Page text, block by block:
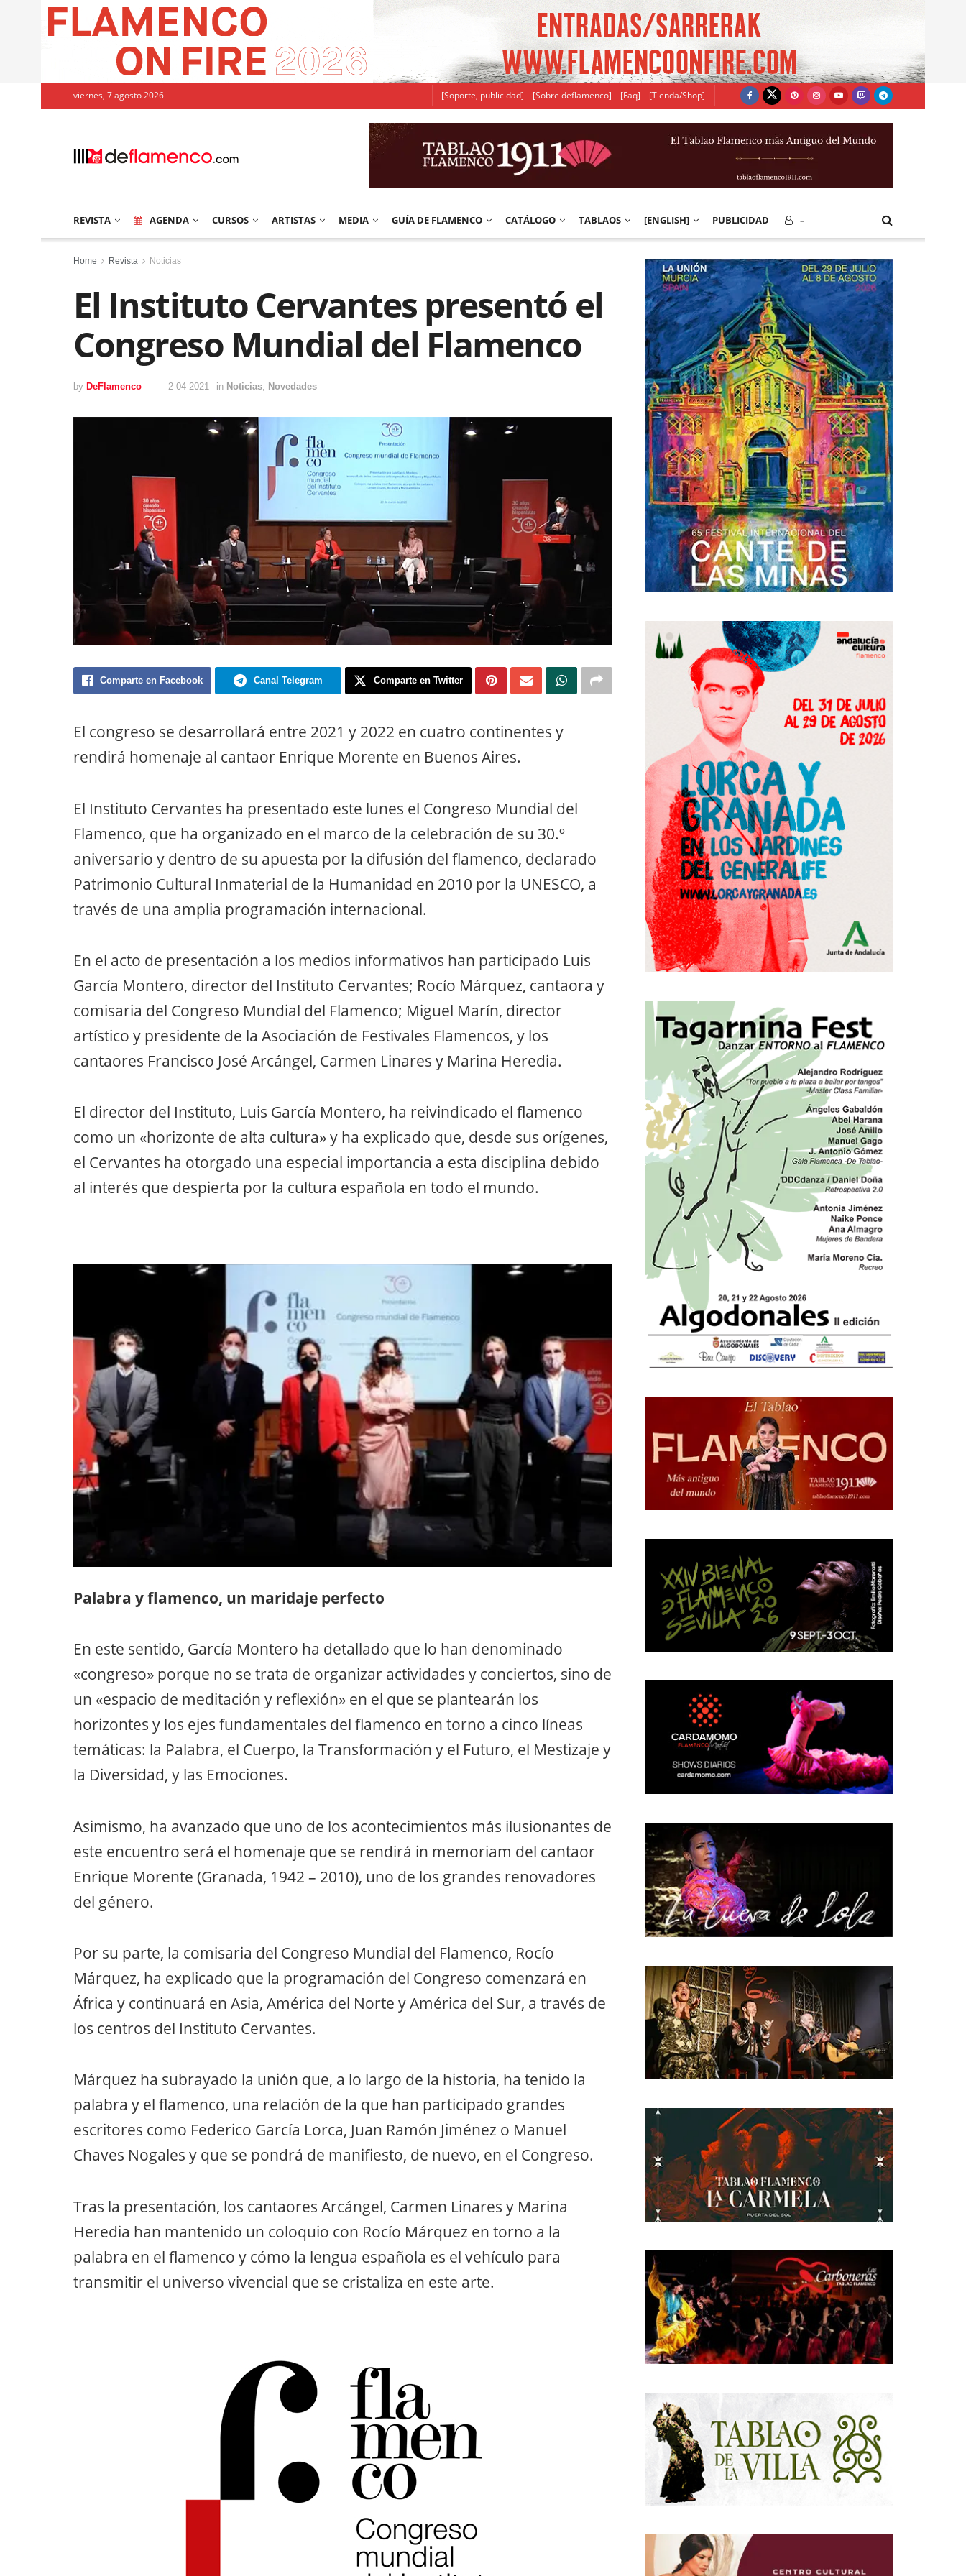
viernes, 7 agosto 2026 [Soporte, publicidad] [Sobre deflamenco] [Faq] [Tienda/Shop]
REVISTA AGENDA CURSOS ARTISTAS MEDIA GUÍA DE FLAMENCO CATÁLOGO TABLAOS [ENGLISH] PUBLICIDAD –
Home Revista Noticias
El Instituto Cervantes presentó el
Congreso Mundial del Flamenco
by DeFlamenco 2 04 2021 in Noticias, Novedades
Comparte en Facebook Canal Telegram Comparte en Twitter
El congreso se desarrollará entre 2021 y 2022 en cuatro continentes y
rendirá homenaje al cantaor Enrique Morente en Buenos Aires.
El Instituto Cervantes ha presentado este lunes el Congreso Mundial del
Flamenco, que ha organizado en el marco de la celebración de su 30.º
aniversario y dentro de su apuesta por la difusión del flamenco, declarado
Patrimonio Cultural Inmaterial de la Humanidad en 2010 por la UNESCO, a
través de una amplia programación internacional.
En el acto de presentación a los medios informativos han participado Luis
García Montero, director del Instituto Cervantes; Rocío Márquez, cantaora y
comisaria del Congreso Mundial del Flamenco; Miguel Marín, director
artístico y presidente de la Asociación de Festivales Flamencos, y los
cantaores Francisco José Arcángel, Carmen Linares y Marina Heredia.
El director del Instituto, Luis García Montero, ha reivindicado el flamenco
como un «horizonte de alta cultura» y ha explicado que, desde sus orígenes,
el Cervantes ha otorgado una especial importancia a esta disciplina debido
al interés que despierta por la cultura española en todo el mundo.
Palabra y flamenco, un maridaje perfecto
En este sentido, García Montero ha detallado que lo han denominado
«congreso» porque no se trata de organizar actividades y conciertos, sino de
un «espacio de meditación y reflexión» en el que se plantearán los
horizontes y los ejes fundamentales del flamenco en torno a cinco líneas
temáticas: la Palabra, el Cuerpo, la Transformación y el Futuro, el Mestizaje y
la Diversidad, y las Emociones.
Asimismo, ha avanzado que uno de los acontecimientos más ilusionantes de
este encuentro será el homenaje que se rendirá in memoriam del cantaor
Enrique Morente (Granada, 1942 – 2010), uno de los grandes renovadores
del género.
Por su parte, la comisaria del Congreso Mundial del Flamenco, Rocío
Márquez, ha explicado que la programación del Congreso comenzará en
África y continuará en Asia, América del Norte y América del Sur, a través de
los centros del Instituto Cervantes.
Márquez ha subrayado la unión que, a lo largo de la historia, ha tenido la
palabra y el flamenco, una relación de la que han participado grandes
escritores como Federico García Lorca, Juan Ramón Jiménez o Manuel
Chaves Nogales y que se pondrá de manifiesto, de nuevo, en el Congreso.
Tras la presentación, los cantaores Arcángel, Carmen Linares y Marina
Heredia han mantenido un coloquio con Rocío Márquez en torno a la
palabra en el flamenco y cómo la lengua española es el vehículo para
transmitir el universo vivencial que se cristaliza en este arte.